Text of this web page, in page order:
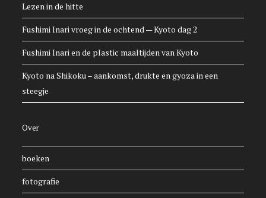
Lezen in de hitte
Fushimi Inari vroeg in de ochtend — Kyoto dag 2
Fushimi Inari en de plastic maaltijden van Kyoto
Kyoto na Shikoku – aankomst, drukte en gyoza in een
steegje
Over
boeken
fotografie